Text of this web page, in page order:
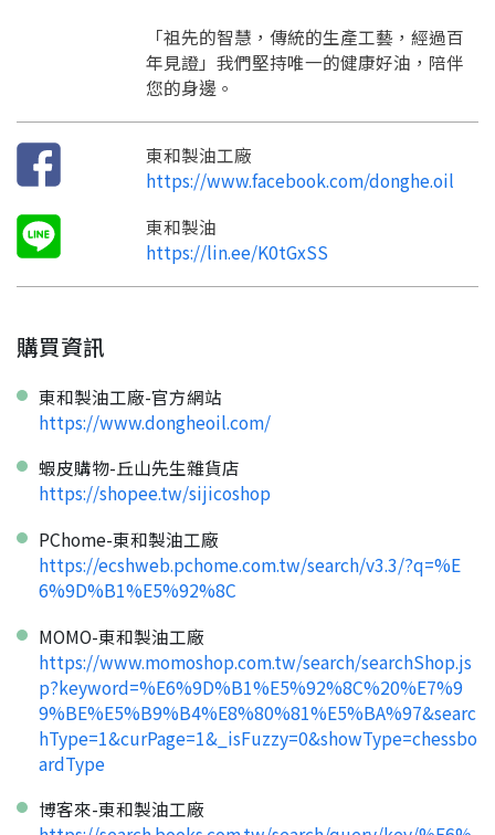
「祖先的智慧，傳統的生產工藝，經過百
年見證」我們堅持唯一的健康好油，陪伴
您的身邊。
東和製油工廠
https://www.facebook.com/donghe.oil
東和製油
https://lin.ee/K0tGxSS
購買資訊
東和製油工廠-官方網站
https://www.dongheoil.com/
蝦皮購物-丘山先生雜貨店
https://shopee.tw/sijicoshop
PChome-東和製油工廠
https://ecshweb.pchome.com.tw/search/v3.3/?q=%E
6%9D%B1%E5%92%8C
MOMO-東和製油工廠
https://www.momoshop.com.tw/search/searchShop.js
p?keyword=%E6%9D%B1%E5%92%8C%20%E7%9
9%BE%E5%B9%B4%E8%80%81%E5%BA%97&searc
hType=1&curPage=1&_isFuzzy=0&showType=chessbo
ardType
博客來-東和製油工廠
只要驗證手機號碼就能完成註冊。
您要繼續嗎？
返回
請加入LINE好友
才能繼續註冊喔。
點擊加入 LINE 好友
返回
註冊完成
開始填寫申請資料吧~
確認
要申請新產品嗎？
要申請新產品嗎？
返回首頁
要看申請秘笈嗎？
想知道怎麼做更容易通過審核嗎？
如果你已經準備好了，
直接申請 看密笈
返回首頁